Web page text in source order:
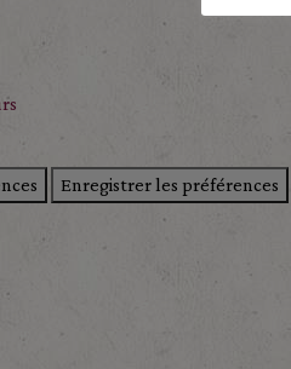
Enregistrer les préférences